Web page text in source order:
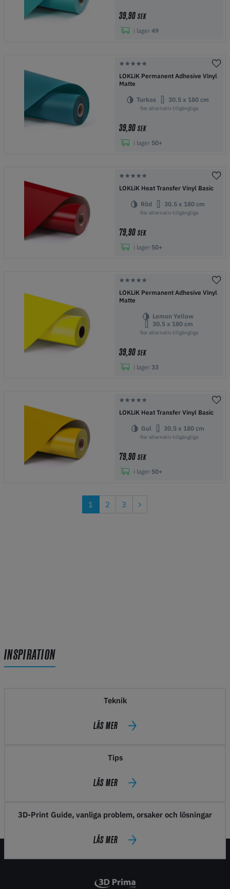
39,90 SEK
i lager 49
LOKLiK Permanent Adhesive Vinyl
Matte
Turkos 30.5 x 180 cm
fler alternativ tillgängliga
39,90 SEK
i lager 50+
LOKLiK Heat Transfer Vinyl Basic
Röd 30.5 x 180 cm
fler alternativ tillgängliga
79,90 SEK
i lager 50+
LOKLiK Permanent Adhesive Vinyl
Matte
Lemon Yellow
30.5 x 180 cm
fler alternativ tillgängliga
39,90 SEK
i lager 33
LOKLiK Heat Transfer Vinyl Basic
Gul 30.5 x 180 cm
fler alternativ tillgängliga
79,90 SEK
i lager 50+
1 2 3
INSPIRATION
Teknik
LÄS MER
Tips
LÄS MER
3D-Print Guide, vanliga problem, orsaker och lösningar
LÄS MER